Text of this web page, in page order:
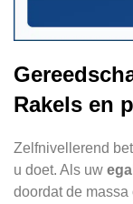
Rakels en
Zelfnivellerend
u doet. Als uw
doordat de